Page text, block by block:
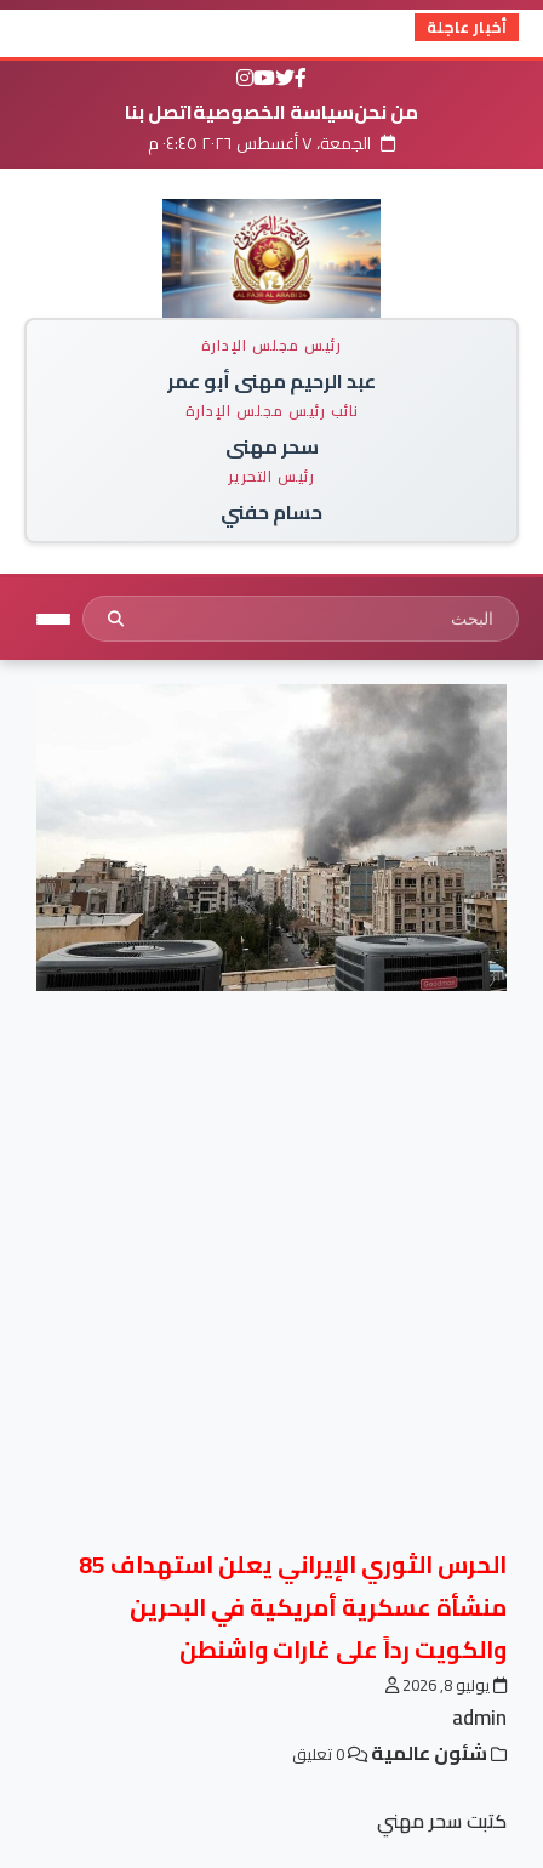
أخبار عاجلة
من نحنسياسة الخصوصيةاتصل بنا
الجمعة، ٧ أغسطس ٢٠٢٦ ٠٤:٤٥ م
رئيس مجلس الإدارة
عبد الرحيم مهنى أبو عمر
نائب رئيس مجلس الإدارة
سحر مهنى
رئيس التحرير
حسام حفني
الحرس الثوري الإيراني يعلن استهداف 85
منشأة عسكرية أمريكية في البحرين
والكويت رداً على غارات واشنطن
يوليو 8, 2026
admin
شئون عالمية
كتبت سحر مهني